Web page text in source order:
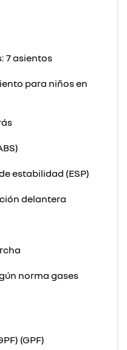
7 asientos
para niños en
estabilidad (ESP)
delantera
norma gases
(GPF)